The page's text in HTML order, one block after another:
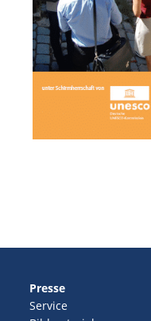
Presse
Service